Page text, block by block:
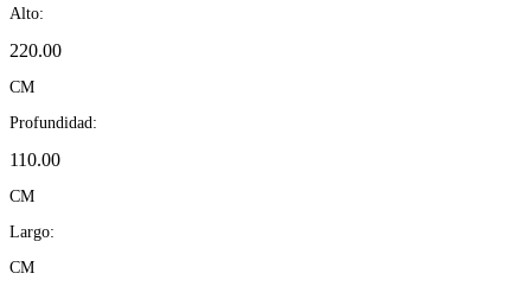
Alto:
220.00
CM
Profundidad:
110.00
CM
Largo:
CM